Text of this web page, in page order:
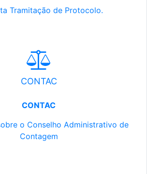
Tramitação de Protocolo.
CONTAC
CONTAC
o Conselho Administrativo de
Contagem